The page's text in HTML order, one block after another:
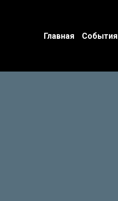
Главная События